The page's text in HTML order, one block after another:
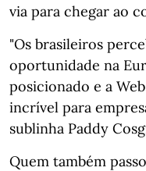
via para chegar ao
"Os brasileiros
oportunidade na
posicionado e a
incrível para
sublinha Paddy
Quem também